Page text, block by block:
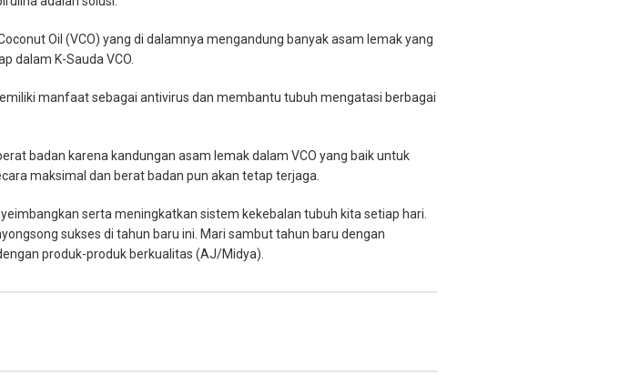
Oil (VCO) yang di dalamnya mengandung banyak asam lemak yang
dalam K-Sauda VCO.
manfaat sebagai antivirus dan membantu tubuh mengatasi berbagai
badan karena kandungan asam lemak dalam VCO yang baik untuk
maksimal dan berat badan pun akan tetap terjaga.
serta meningkatkan sistem kekebalan tubuh kita setiap hari.
sukses di tahun baru ini. Mari sambut tahun baru dengan
produk-produk berkualitas (AJ/Midya).